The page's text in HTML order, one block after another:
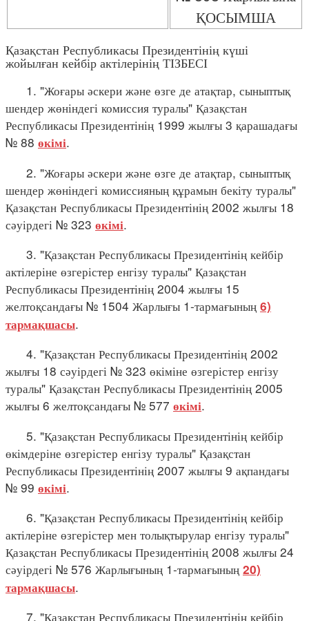
ҚОСЫМША
Қазақстан Республикасы Президентінің күші
жойылған кейбір актілерінің ТІЗБЕСІ
1. "Жоғары әскери және өзге де атақтар, сыныптық
шендер жөніндегі комиссия туралы" Қазақстан
Республикасы Президентінің 1999 жылғы 3 қарашадағы
№ 88 өкімі.
2. "Жоғары әскери және өзге де атақтар, сыныптық
шендер жөніндегі комиссияның құрамын бекіту туралы"
Қазақстан Республикасы Президентінің 2002 жылғы 18
сәуірдегі № 323 өкімі.
3. "Қазақстан Республикасы Президентінің кейбір
актілеріне өзгерістер енгізу туралы" Қазақстан
Республикасы Президентінің 2004 жылғы 15
желтоқсандағы № 1504 Жарлығы 1-тармағының 6)
тармақшасы.
4. "Қазақстан Республикасы Президентінің 2002
жылғы 18 сәуірдегі № 323 өкіміне өзгерістер енгізу
туралы" Қазақстан Республикасы Президентінің 2005
жылғы 6 желтоқсандағы № 577 өкімі.
5. "Қазақстан Республикасы Президентінің кейбір
өкімдеріне өзгерістер енгізу туралы" Қазақстан
Республикасы Президентінің 2007 жылғы 9 ақпандағы
№ 99 өкімі.
6. "Қазақстан Республикасы Президентінің кейбір
актілеріне өзгерістер мен толықтырулар енгізу туралы"
Қазақстан Республикасы Президентінің 2008 жылғы 24
сәуірдегі № 576 Жарлығының 1-тармағының 20)
тармақшасы.
7. "Қазақстан Республикасы Президентінің кейбір